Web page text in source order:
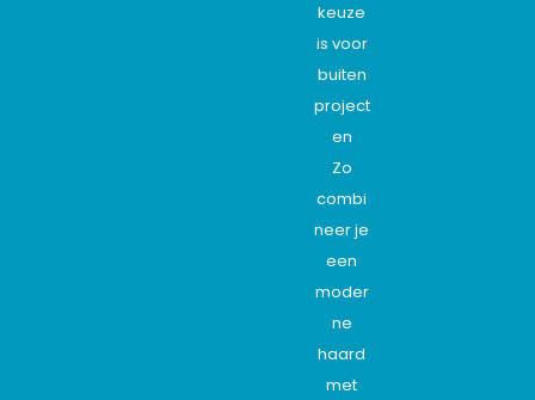
keuze
is voor
buiten
project
en
Zo
combi
neer je
een
moder
ne
haard
met